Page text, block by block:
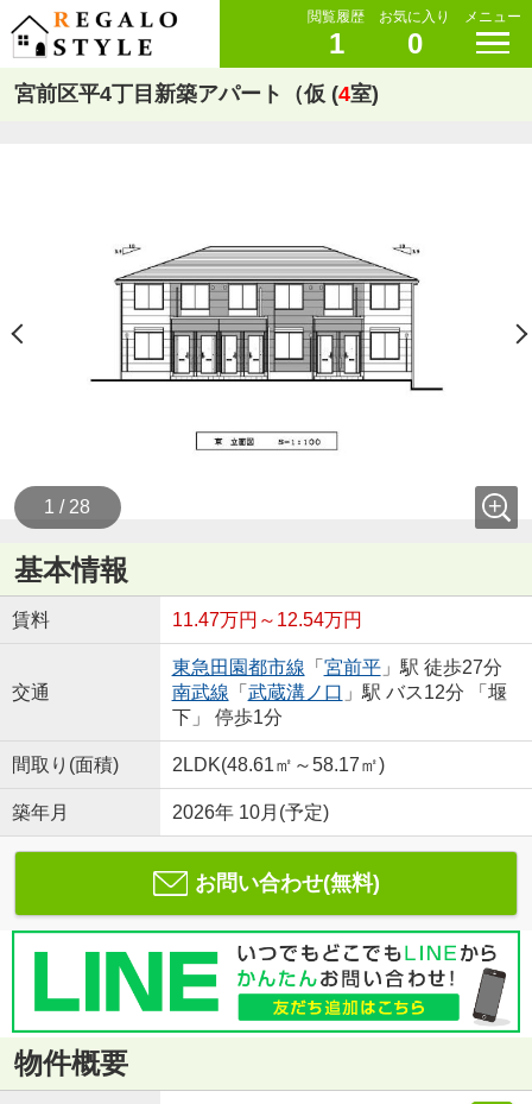
閲覧履歴
1
お気に入り
0
メニュー
宮前区平4丁目新築アパート（仮 (4室)
1 / 28
基本情報
賃料 11.47万円～12.54万円
交通
東急田園都市線 「 宮前平」駅 徒歩27分
南武線 「 武蔵溝ノ口 」駅 バス12分 「堰
下」 停歩1分
間取り(面積) 2LDK(48.61㎡～58.17㎡)
築年月 2026年 10月(予定)
お問い合わせ(無料)
物件概要